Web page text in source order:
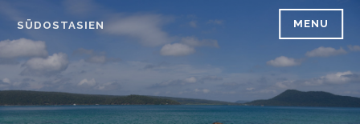
content
SÜDOSTASIEN MENU